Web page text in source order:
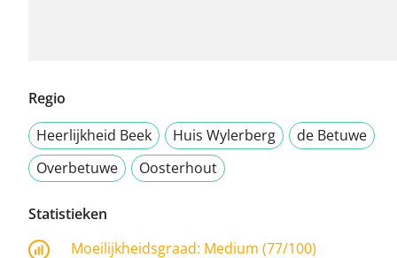
Regio
Heerlijkheid Beek
Huis Wylerberg
de Betuwe
Overbetuwe
Oosterhout
Statistieken
Moeilijkheidsgraad: Medium (77/100)